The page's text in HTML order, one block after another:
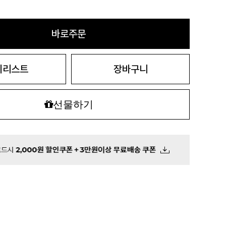
바로주문
리스트 장바구니
선물하기